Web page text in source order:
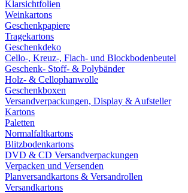
Klarsichtfolien
Weinkartons
Geschenkpapiere
Tragekartons
Geschenkdeko
Cello-, Kreuz-, Flach- und Blockbodenbeutel
Geschenk- Stoff- & Polybänder
Holz- & Cellophanwolle
Geschenkboxen
Versandverpackungen, Display & Aufsteller
Kartons
Paletten
Normalfaltkartons
Blitzbodenkartons
DVD & CD Versandverpackungen
Verpacken und Versenden
Planversandkartons & Versandrollen
Versandkartons